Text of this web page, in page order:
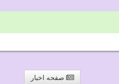
صفحه اخبار